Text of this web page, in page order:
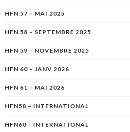
HFN 57 – MAI 2025
HFN 58 – SEPTEMBRE 2025
HFN 59 – NOVEMBRE 2025
HFN 60 – JANV 2026
HFN 61 – MAI 2026
HFN58 – INTERNATIONAL
HFN60 – INTERNATIONAL